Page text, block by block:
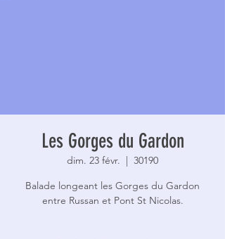
Les Gorges du Gardon
dim. 23 févr.
  |
30190
Balade longeant les Gorges du Gardon
entre Russan et Pont St Nicolas.